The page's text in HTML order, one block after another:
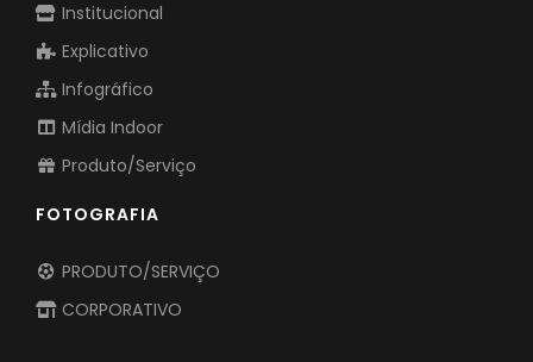
Institucional
Explicativo
Infográfico
Mídia Indoor
Produto/Serviço
FOTOGRAFIA
PRODUTO/SERVIÇO
CORPORATIVO